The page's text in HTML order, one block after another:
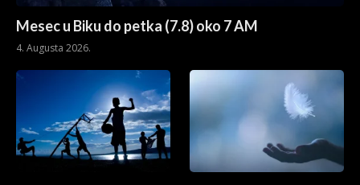
Mesec u Biku do petka (7.8) oko 7 AM
4. Augusta 2026.